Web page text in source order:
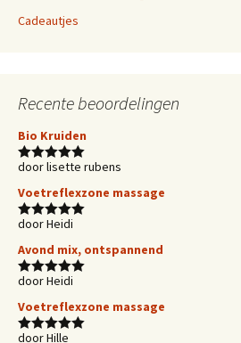
Cadeautjes
Recente beoordelingen
Bio Kruiden
Waardering
door lisette rubens
Voetreflexzone massage
Waardering
door Heidi
Avond mix, ontspannend
Waardering
door Heidi
Voetreflexzone massage
door Hille